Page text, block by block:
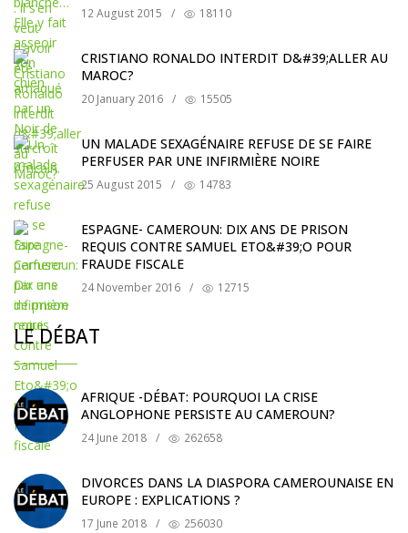
12 August 2015 / 18110
CRISTIANO RONALDO INTERDIT D&#39;ALLER AU
MAROC?
20 January 2016 / 15505
UN MALADE SEXAGÉNAIRE REFUSE DE SE FAIRE
PERFUSER PAR UNE INFIRMIÈRE NOIRE
25 August 2015 / 14783
ESPAGNE- CAMEROUN: DIX ANS DE PRISON
REQUIS CONTRE SAMUEL ETO&#39;O POUR
FRAUDE FISCALE
24 November 2016 / 12715
LE DÉBAT
AFRIQUE -DÉBAT: POURQUOI LA CRISE
ANGLOPHONE PERSISTE AU CAMEROUN?
24 June 2018 / 262658
DIVORCES DANS LA DIASPORA CAMEROUNAISE EN
EUROPE : EXPLICATIONS ?
17 June 2018 / 256030